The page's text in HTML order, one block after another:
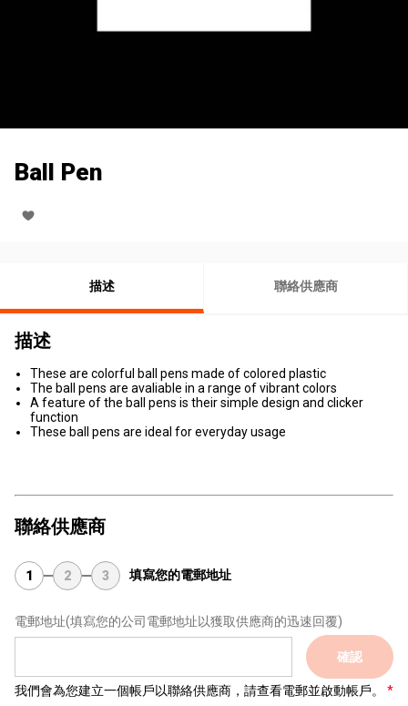
Ball Pen
描述 聯絡供應商
描述
These are colorful ball pens made of colored plastic
The ball pens are avaliable in a range of vibrant colors
A feature of the ball pens is their simple design and clicker
function
These ball pens are ideal for everyday usage
聯絡供應商
1 2 3 填寫您的電郵地址
電郵地址(填寫您的公司電郵地址以獲取供應商的迅速回覆)
確認
我們會為您建立一個帳戶以聯絡供應商，請查看電郵並啟動帳戶。